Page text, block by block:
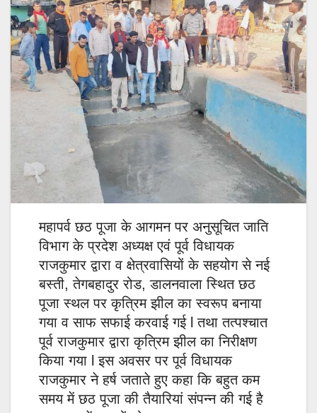
महापर्व छठ पूजा के आगमन पर अनुसूचित जाति
विभाग के प्रदेश अध्यक्ष एवं पूर्व विधायक
राजकुमार द्वारा व क्षेत्रवासियों के सहयोग से नई
बस्ती, तेगबहादुर रोड, डालनवाला स्थित छठ
पूजा स्थल पर कृत्रिम झील का स्वरूप बनाया
गया व साफ सफाई करवाई गई l तथा तत्पश्चात
पूर्व राजकुमार द्वारा कृत्रिम झील का निरीक्षण
किया गया l इस अवसर पर पूर्व विधायक
राजकुमार ने हर्ष जताते हुए कहा कि बहुत कम
समय में छठ पूजा की तैयारियां संपन्न की गई है